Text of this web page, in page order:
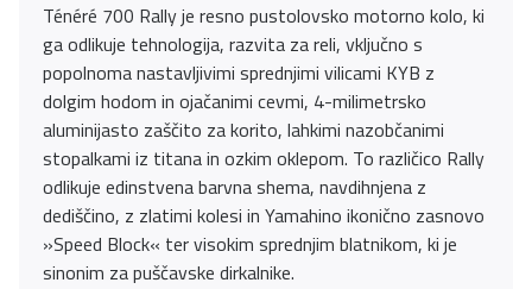
Ténéré 700 Rally je resno pustolovsko motorno kolo, ki
ga odlikuje tehnologija, razvita za reli, vključno s
popolnoma nastavljivimi sprednjimi vilicami KYB z
dolgim hodom in ojačanimi cevmi, 4-milimetrsko
aluminijasto zaščito za korito, lahkimi nazobčanimi
stopalkami iz titana in ozkim oklepom. To različico Rally
odlikuje edinstvena barvna shema, navdihnjena z
dediščino, z zlatimi kolesi in Yamahino ikonično zasnovo
»Speed Block« ter visokim sprednjim blatnikom, ki je
sinonim za puščavske dirkalnike.